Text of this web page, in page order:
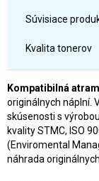
Súvisiace
Kvalita tonerov
Kompatibilná
originálnych náplní.
skúsenosti s
kvality STMC, ISO
(Enviromental
náhrada